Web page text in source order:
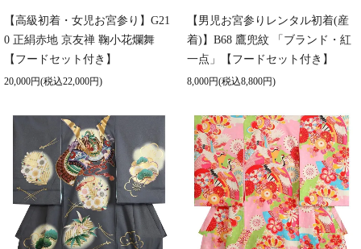
【高級初着・女児お宮参り】G21
0 正絹赤地 京友禅 鞠小花爛舞
【フードセット付き】
20,000円(税込22,000円)
【男児お宮参りレンタル初着(産
着)】B68 鷹兜紋 「ブランド・紅
一点」【フードセット付き】
8,000円(税込8,800円)